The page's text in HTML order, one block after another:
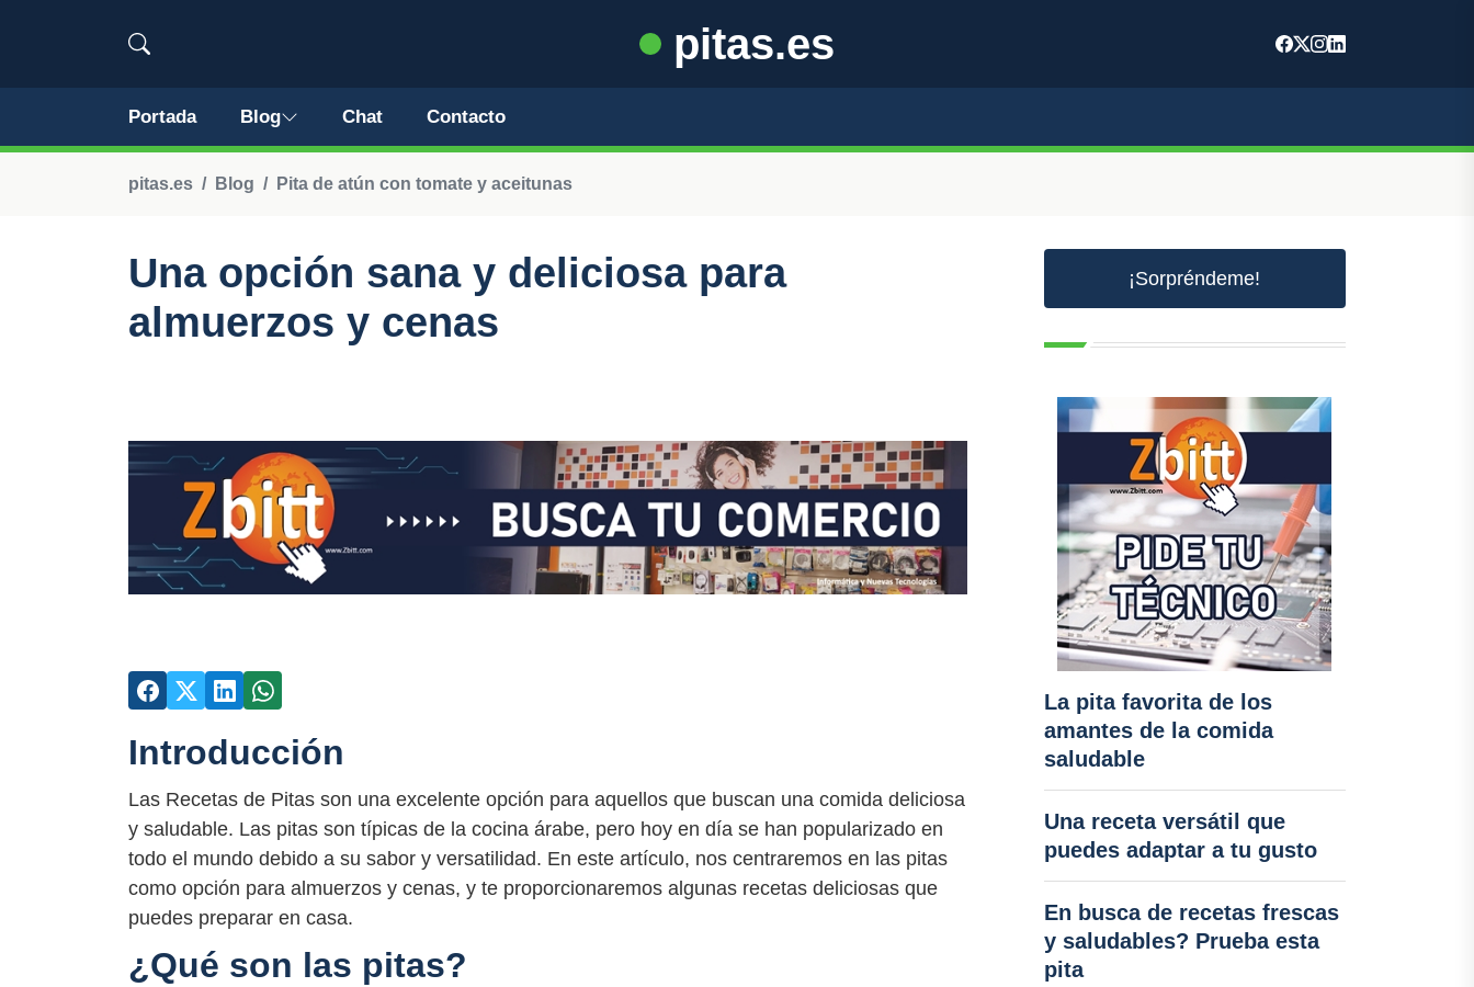
pitas.es
Portada Blog Chat Contacto
pitas.es Blog Pita de atún con tomate y aceitunas
Una opción sana y deliciosa para
almuerzos y cenas
Introducción
Las Recetas de Pitas son una excelente opción para aquellos que buscan una comida deliciosa
y saludable. Las pitas son típicas de la cocina árabe, pero hoy en día se han popularizado en
todo el mundo debido a su sabor y versatilidad. En este artículo, nos centraremos en las pitas
como opción para almuerzos y cenas, y te proporcionaremos algunas recetas deliciosas que
puedes preparar en casa.
¿Qué son las pitas?
¡Sorpréndeme!
La pita favorita de los
amantes de la comida
saludable
Una receta versátil que
puedes adaptar a tu gusto
En busca de recetas frescas
y saludables? Prueba esta
pita